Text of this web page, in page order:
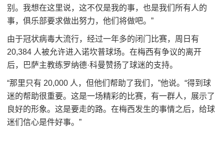
别。我想在这里说，这不仅是我的事，也是我们所有人的
事，俱乐部要求做出努力，他们将做吧。”
由于冠状病毒大流行，经过一年多的闭门比赛，周日有
20,384 人被允许进入诺坎普球场。在梅西有争议的离开
后，巴萨主教练罗纳德·科曼赞扬了球迷的支持。
“那里只有 20,000 人，但他们帮助了我们，”他说。“得到球
迷的帮助很重要。这是一场精彩的比赛，有一群人，展示了
良好的形象。这是要走的路。在梅西发生的事情之后，给球
迷们信心是件好事。”